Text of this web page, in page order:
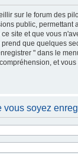
sur le forum des
public,
site et que vous
que quelques
" dans le
et
vous soyez